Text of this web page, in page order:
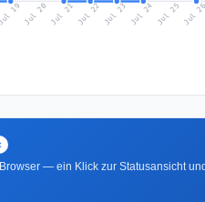
19 Jul 20 Jul 21 Jul 22 Jul 23 Jul 24 Jul 25 Jul 26
— ein Klick zur Statusansicht